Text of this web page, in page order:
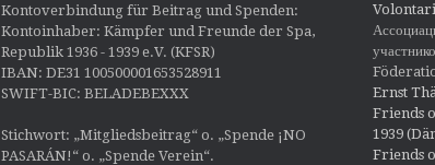
Kontoverbindung für Beitrag und Spenden:
Kontoinhaber: Kämpfer und Freunde der Spa,
Republik 1936 - 1939 e.V. (KFSR)
IBAN: DE31 100500001653528911
SWIFT-BIC: BELADEBEXXX
Stichwort: „Mitgliedsbeitrag“ o. „Spende ¡NO
PASARÁN!“ o. „Spende Verein“.
Ernst
Friends
1939
Friends